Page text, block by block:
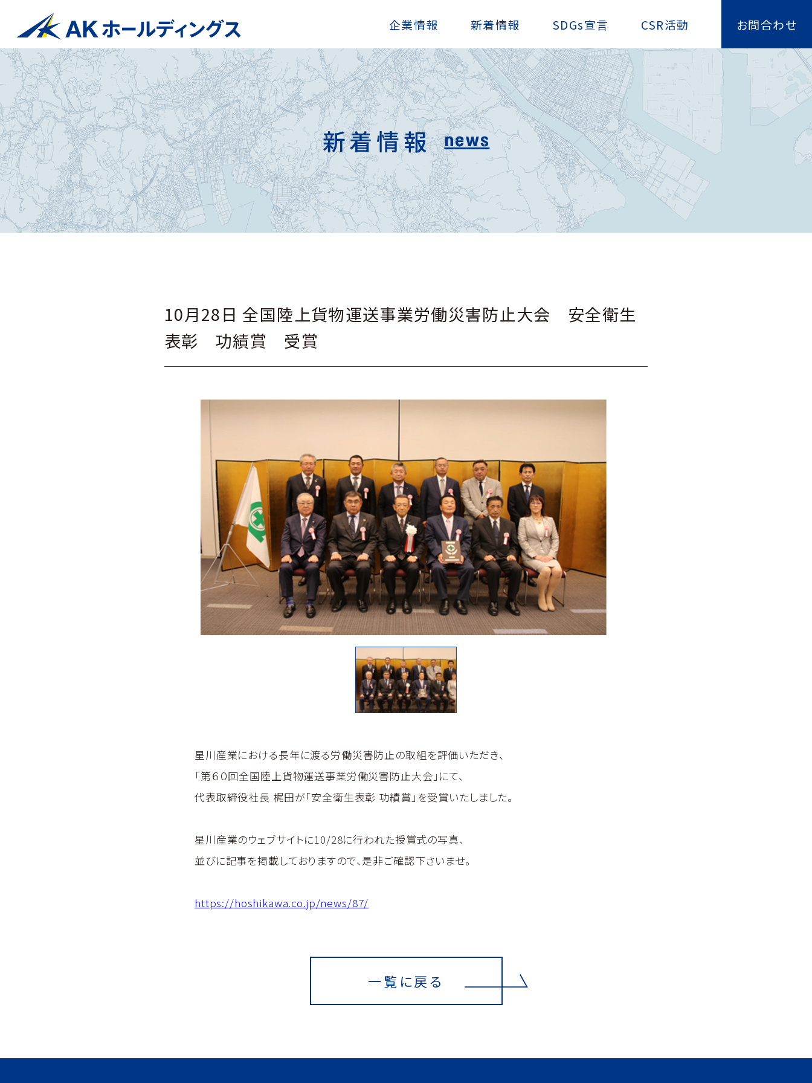
企業情報 新着情報 SDGs宣言 CSR活動 お問合わせ
新着情報
10月28日 全国陸上貨物運送事業労働災害防止大会 安全衛生
表彰 功績賞 受賞
星川産業における長年に渡る労働災害防止の取組を評価いただき、
「第６０回全国陸上貨物運送事業労働災害防止大会」にて、
代表取締役社長 梶田が「安全衛生表彰 功績賞」を受賞いたしました。
星川産業のウェブサイトに10/28に行われた授賞式の写真、
並びに記事を掲載しておりますので、是非ご確認下さいませ。
https://hoshikawa.co.jp/news/87/
一覧に戻る